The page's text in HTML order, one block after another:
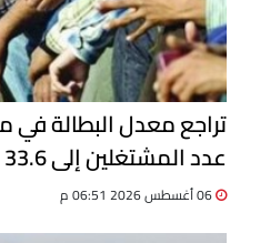
الثاني 2026